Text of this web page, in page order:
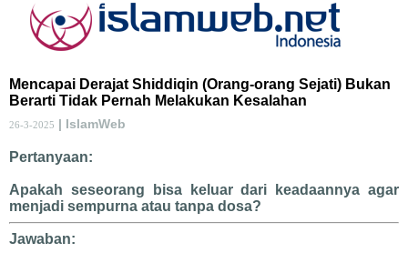
Mencapai Derajat Shiddiqin (Orang-orang Sejati) Bukan
Berarti Tidak Pernah Melakukan Kesalahan
26-3-2025 | IslamWeb
Pertanyaan:
Apakah seseorang bisa keluar dari keadaannya agar
menjadi sempurna atau tanpa dosa?
Jawaban: